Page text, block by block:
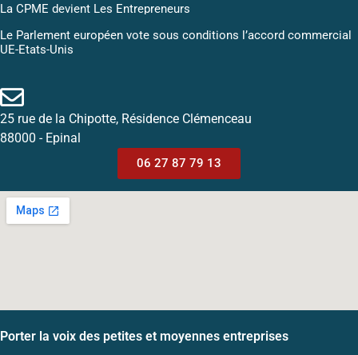
La CPME devient Les Entrepreneurs
Le Parlement européen vote sous conditions l’accord commercial
UE-Etats-Unis
25 rue de la Chipotte, Résidence Clémenceau
88000 - Epinal
06 27 87 79 13
Porter la voix des petites et moyennes entreprises